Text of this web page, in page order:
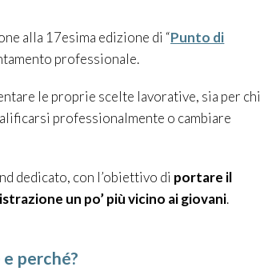
alla 17esima edizione di “Punto di
professionale.
le proprie scelte lavorative, sia per chi
professionalmente o cambiare
dedicato, con l’obiettivo di portare il
un po’ più vicino ai giovani.
perché?